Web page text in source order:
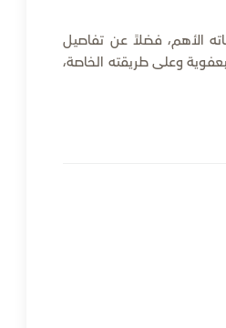
الأهم، فضلاً عن تفاصيل
وعلى طريقته الخاصة،